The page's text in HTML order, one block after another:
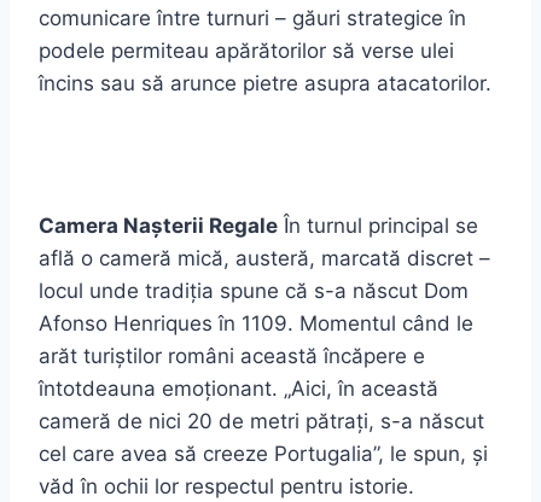
comunicare între turnuri – găuri strategice în
podele permiteau apărătorilor să verse ulei
încins sau să arunce pietre asupra atacatorilor.
Camera Nașterii Regale În turnul principal se
află o cameră mică, austeră, marcată discret –
locul unde tradiția spune că s-a născut Dom
Afonso Henriques în 1109. Momentul când le
arăt turiștilor români această încăpere e
întotdeauna emoționant. „Aici, în această
cameră de nici 20 de metri pătrați, s-a născut
cel care avea să creeze Portugalia”, le spun, și
văd în ochii lor respectul pentru istorie.